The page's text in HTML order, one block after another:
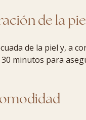
de la
de la piel y, a
minutos para